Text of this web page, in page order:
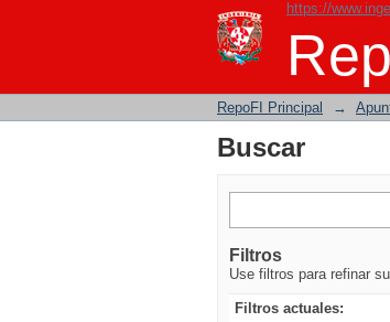
https://
Buscar
RepoFI Principal →
Buscar
Filtros
Use filtros para refinar
Filtros actuales: